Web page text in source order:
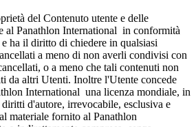
del Contenuto utente e delle
al Panathlon International in conformità
ha il diritto di chiedere in qualsiasi
a meno di non averli condivisi con
o a meno che tali contenuti non
da altri Utenti. Inoltre l'Utente concede
International una licenza mondiale, in
d'autore, irrevocabile, esclusiva e
materiale fornito al Panathlon